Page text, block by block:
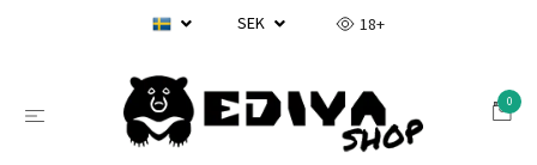
SEK 18+
0